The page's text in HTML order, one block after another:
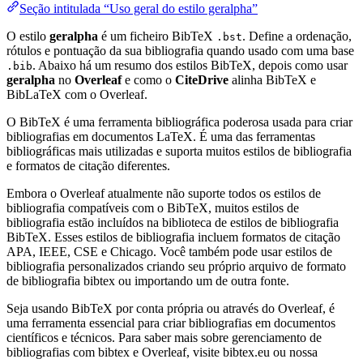
Seção intitulada “Uso geral do estilo geralpha”
O estilo geralpha é um ficheiro BibTeX .bst. Define a ordenação,
rótulos e pontuação da sua bibliografia quando usado com uma base
.bib. Abaixo há um resumo dos estilos BibTeX, depois como usar
geralpha no Overleafe como o CiteDrive alinha BibTeX e
BibLaTeX com o Overleaf.
O BibTeX é uma ferramenta bibliográfica poderosa usada para criar
bibliografias em documentos LaTeX. É uma das ferramentas
bibliográficas mais utilizadas e suporta muitos estilos de bibliografia
e formatos de citação diferentes.
Embora o Overleaf atualmente não suporte todos os estilos de
bibliografia compatíveis com o BibTeX, muitos estilos de
bibliografia estão incluídos na biblioteca de estilos de bibliografia
BibTeX. Esses estilos de bibliografia incluem formatos de citação
APA, IEEE, CSE e Chicago. Você também pode usar estilos de
bibliografia personalizados criando seu próprio arquivo de formato
de bibliografia bibtex ou importando um de outra fonte.
Seja usando BibTeX por conta própria ou através do Overleaf, é
uma ferramenta essencial para criar bibliografias em documentos
científicos e técnicos. Para saber mais sobre gerenciamento de
bibliografias com bibtex e Overleaf, visite bibtex.eu ou nossa